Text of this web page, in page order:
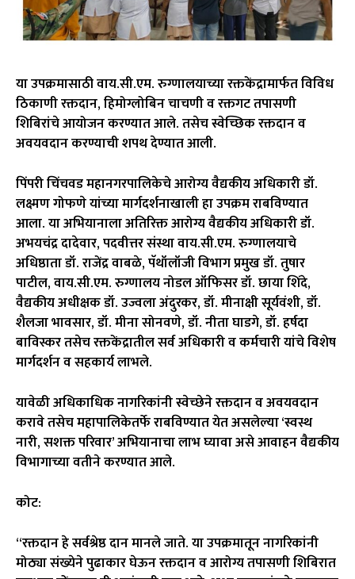
या उपक्रमासाठी वाय.सी.एम. रुग्णालयाच्या रक्तकेंद्रामार्फत विविध
ठिकाणी रक्तदान, हिमोग्लोबिन चाचणी व रक्तगट तपासणी
शिबिरांचे आयोजन करण्यात आले. तसेच स्वेच्छिक रक्तदान व
अवयवदान करण्याची शपथ देण्यात आली.
पिंपरी चिंचवड महानगरपालिकेचे आरोग्य वैद्यकीय अधिकारी डॉ.
लक्ष्मण गोफणे यांच्या मार्गदर्शनाखाली हा उपक्रम राबविण्यात
आला. या अभियानाला अतिरिक्त आरोग्य वैद्यकीय अधिकारी डॉ.
अभयचंद्र दादेवार, पदवीत्तर संस्था वाय.सी.एम. रुग्णालयाचे
अधिष्ठाता डॉ. राजेंद्र वाबळे, पॅथॉलॉजी विभाग प्रमुख डॉ. तुषार
पाटील, वाय.सी.एम. रुग्णालय नोडल ऑफिसर डॉ. छाया शिंदे,
वैद्यकीय अधीक्षक डॉ. उज्वला अंदुरकर, डॉ. मीनाक्षी सूर्यवंशी, डॉ.
शैलजा भावसार, डॉ. मीना सोनवणे, डॉ. नीता घाडगे, डॉ. हर्षदा
बाविस्कर तसेच रक्तकेंद्रातील सर्व अधिकारी व कर्मचारी यांचे विशेष
मार्गदर्शन व सहकार्य लाभले.
यावेळी अधिकाधिक नागरिकांनी स्वेच्छेने रक्तदान व अवयवदान
करावे तसेच महापालिकेतर्फे राबविण्यात येत असलेल्या ‘स्वस्थ
नारी, सशक्त परिवार’ अभियानाचा लाभ घ्यावा असे आवाहन वैद्यकीय
विभागाच्या वतीने करण्यात आले.
कोट:
“रक्तदान हे सर्वश्रेष्ठ दान मानले जाते. या उपक्रमातून नागरिकांनी
मोठ्या संख्येने पुढाकार घेऊन रक्तदान व आरोग्य तपासणी शिबिरात